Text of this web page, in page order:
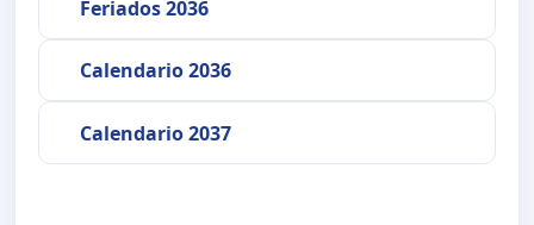
Feriados 2036
Calendario 2036
Calendario 2037